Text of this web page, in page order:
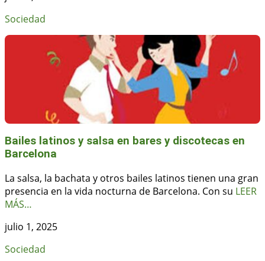
Sociedad
Bailes latinos y salsa en bares y discotecas en
Barcelona
La salsa, la bachata y otros bailes latinos tienen una gran
presencia en la vida nocturna de Barcelona. Con su LEER
MÁS…
julio 1, 2025
Sociedad